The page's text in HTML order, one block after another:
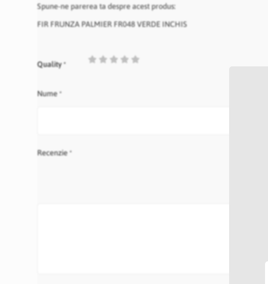
Spune-ne parerea ta despre acest produs:
FIR FRUNZA PALMIER FR048 VERDE INCHIS
Quality
1
2
3
4
Nume
Recenzie